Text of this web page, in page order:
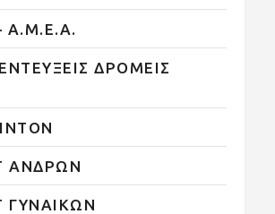
Α.Μ.Ε.Α.
ΔΡΟΜΕΙΣ
ΑΝΔΡΩΝ
ΓΥΝΑΙΚΩΝ